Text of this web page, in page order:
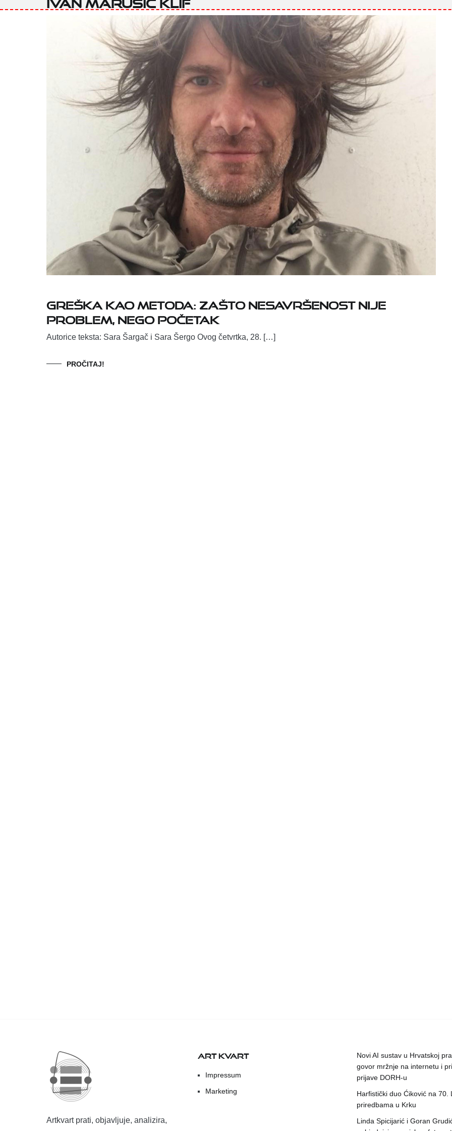
Greška kao metoda: Zašto nesavršenost nije
problem, nego početak
Autorice teksta: Sara Šargač i Sara Šergo Ovog četvrtka, 28. […]
PROČITAJ!
Artkvart prati, objavljuje, analizira,
ART KVART
Impressum
Marketing
Novi AI sustav u Hrvatskoj
govor mržnje na internetu i
prijave DORH-u
Harfistički duo Ćiković na 70.
priredbama u Krku
Linda Spicijarić i Goran